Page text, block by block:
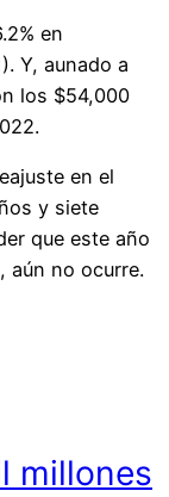
en
Y, aunado a
los $54,000
en el
y siete
que este año
aún no ocurre.
millones